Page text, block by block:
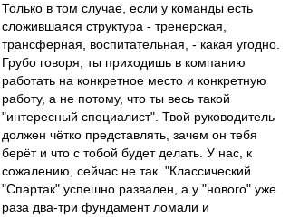
Только в том случае, если у команды есть
сложившаяся структура - тренерская,
трансферная, воспитательная, - какая угодно.
Грубо говоря, ты приходишь в компанию
работать на конкретное место и конкретную
работу, а не потому, что ты весь такой
"интересный специалист". Твой руководитель
должен чётко представлять, зачем он тебя
берёт и что с тобой будет делать. У нас, к
сожалению, сейчас не так. "Классический
"Спартак" успешно развален, а у "нового" уже
раза два-три фундамент ломали и